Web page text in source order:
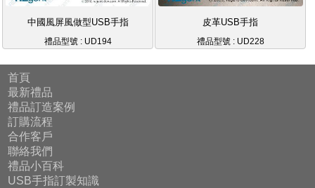
中國風屏風做型USB手指
禮品型號 : UD194
皮革USB手指
禮品型號 : UD228
首頁
最新禮品
禮品訂造案例
訂購流程
合作客戶
聯絡我們
禮品小百科
USB手指訂製知識